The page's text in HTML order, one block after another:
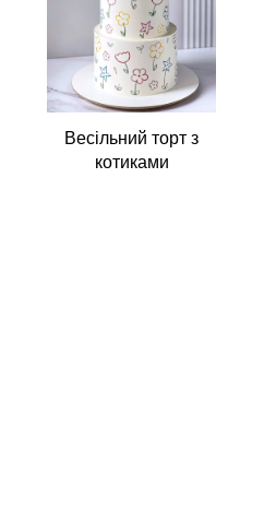
Весільний торт з
котиками